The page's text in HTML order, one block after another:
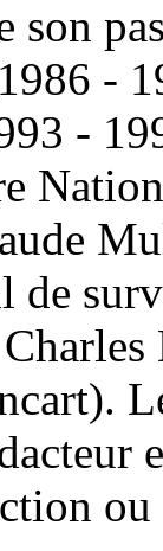
son
-
-
de